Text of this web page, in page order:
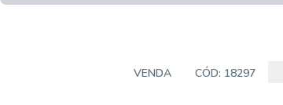
VENDA CÓD: 18297